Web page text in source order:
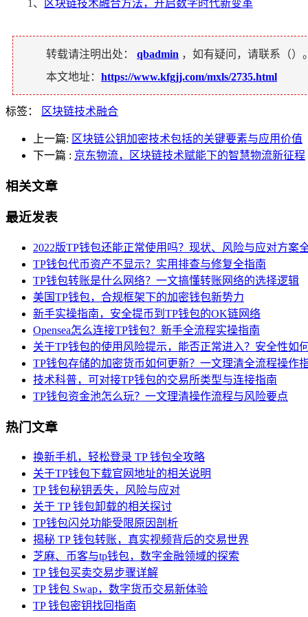
1、 区块链技术融合方法，开启数字时代新变革
转载请注明出处： qbadmin ，如有疑问，请联系（）。
本文地址： https://www.kfgjj.com/mxls/2735.html
标签： 区块链技术融合
上一篇: 区块链公钥加密技术包括的关键要素与应用价值
下一篇 : 京东物流，区块链技术赋能下的智慧物流新征程
相关文章
最近发表
2022版TP钱包还能正常使用吗？现状、风险与应对方案
TP钱包代币资产不显示？实用排查与修复全指南
TP钱包转账是什么网络？一文搞懂转账网络的选择逻辑
美国TP钱包，合规框架下的加密钱包新势力
新手实操指南，安全提币到TP钱包的OK链网络
Opensea怎么连接TP钱包？新手全流程实操指南
关于TP钱包的使用风险提示，能否正常进入？安全性如何
TP钱包存储的加密货币如何更新？一文理清全流程操作
技术科普，可对接TP钱包的交易所类型与连接指南
TP钱包资金池怎么玩？一文理清操作流程与风险要点
热门文章
换新手机，轻松登录 TP 钱包全攻略
关于TP钱包下载官网地址的相关说明
TP 钱包秘钥丢失，风险与应对
关于 TP 钱包卸载的相关探讨
TP钱包闪兑功能受限原因剖析
揭秘 TP 钱包转账，真实视频背后的交易世界
芝麻、币客与tp钱包，数字金融领域的探索
TP 钱包买卖交易步骤详解
TP 钱包 Swap，数字货币交易新体验
TP 钱包密钥找回指南